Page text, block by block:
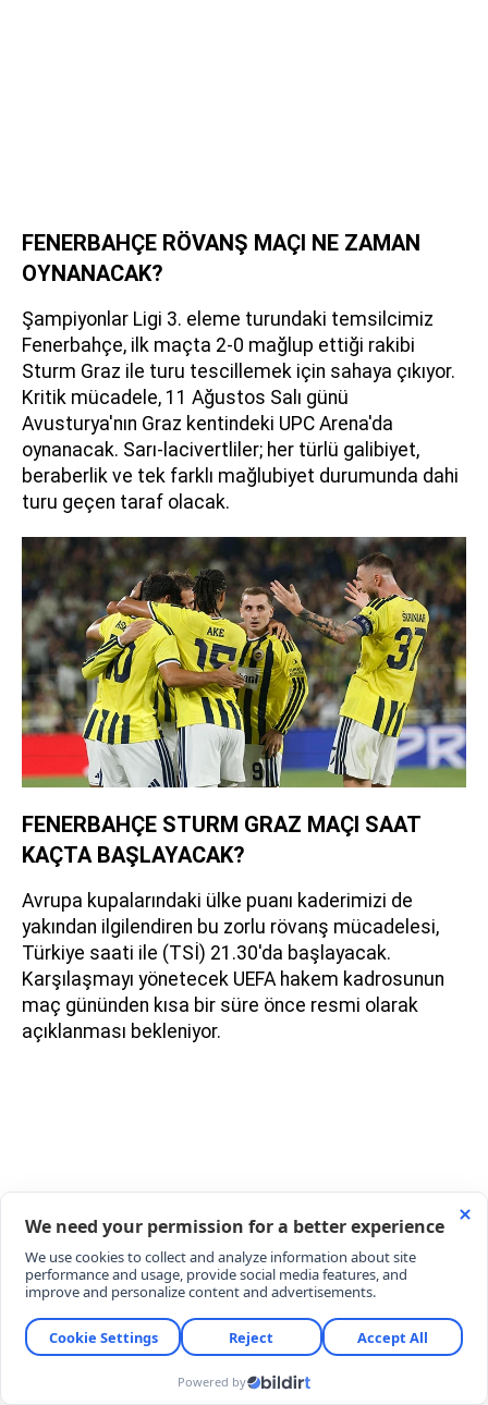
FENERBAHÇE RÖVANŞ MAÇI NE ZAMAN
OYNANACAK?
Şampiyonlar Ligi 3. eleme turundaki temsilcimiz
Fenerbahçe, ilk maçta 2-0 mağlup ettiği rakibi
Sturm Graz ile turu tescillemek için sahaya çıkıyor.
Kritik mücadele, 11 Ağustos Salı günü
Avusturya'nın Graz kentindeki UPC Arena'da
oynanacak. Sarı-lacivertliler; her türlü galibiyet,
beraberlik ve tek farklı mağlubiyet durumunda dahi
turu geçen taraf olacak.
FENERBAHÇE STURM GRAZ MAÇI SAAT
KAÇTA BAŞLAYACAK?
Avrupa kupalarındaki ülke puanı kaderimizi de
yakından ilgilendiren bu zorlu rövanş mücadelesi,
Türkiye saati ile (TSİ) 21.30'da başlayacak.
Karşılaşmayı yönetecek UEFA hakem kadrosunun
maç gününden kısa bir süre önce resmi olarak
açıklanması bekleniyor.